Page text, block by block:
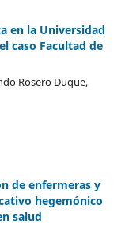
en la Universidad
caso Facultad de
Rosero Duque,
de enfermeras y
hegemónico
salud